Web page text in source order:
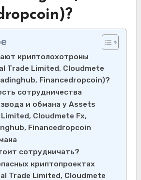
криптолохотроны
Trade Limited, Cloudmete
Financedropcoin)?
сотрудничества
и обмана у Assets
Cloudmete Fx,
Financedropcoin
сотрудничать?
криптопроектах
Trade Limited, Cloudmete